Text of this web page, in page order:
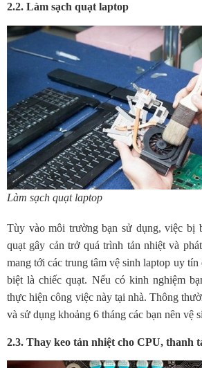
2.2. Làm sạch quạt laptop
Làm sạch quạt laptop
Tùy vào môi trường bạn sử dụng, việc bị
quạt gây cản trở quá trình tản nhiệt và
mang tới các trung tâm vệ sinh laptop uy tín
biệt là chiếc quạt. Nếu có kinh nghiệm
thực hiện công việc này tại nhà. Thông
và sử dụng khoảng 6 tháng các bạn nên vệ
2.3. Thay keo tản nhiệt cho CPU, thanh